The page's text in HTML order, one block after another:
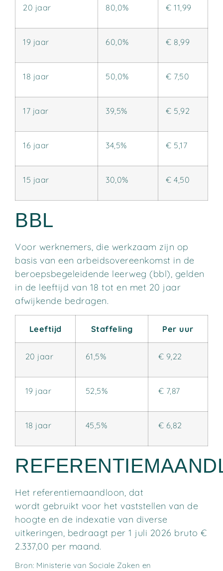
20 jaar 80,0% € 11,99
19 jaar 60,0% € 8,99
18 jaar 50,0% € 7,50
17 jaar 39,5% € 5,92
16 jaar 34,5% € 5,17
15 jaar 30,0% € 4,50
BBL
Voor werknemers, die werkzaam zijn op
basis van een arbeidsovereenkomst in de
beroepsbegeleidende leerweg (bbl), gelden
in de leeftijd van 18 tot en met 20 jaar
afwijkende bedragen.
Leeftijd Staffeling Per uur
20 jaar 61,5% € 9,22
19 jaar 52,5% € 7,87
18 jaar 45,5% € 6,82
Het referentiemaandloon, dat
wordt gebruikt voor het vaststellen van de
hoogte en de indexatie van diverse
uitkeringen, bedraagt per 1 juli 2026 bruto €
2.337,00 per maand.
Bron: Ministerie van Sociale Zaken en